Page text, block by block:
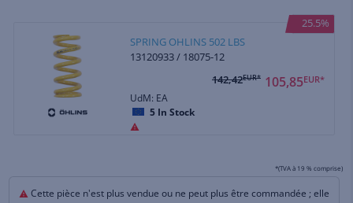
25.5%
SPRING OHLINS 502 LBS
13120933 / 18075-12
105,85EUR*
142,42EUR*
UdM: EA
5 In Stock
*(TVA à 19 % comprise)
Cette pièce n'est plus vendue ou ne peut plus être commandée ; elle